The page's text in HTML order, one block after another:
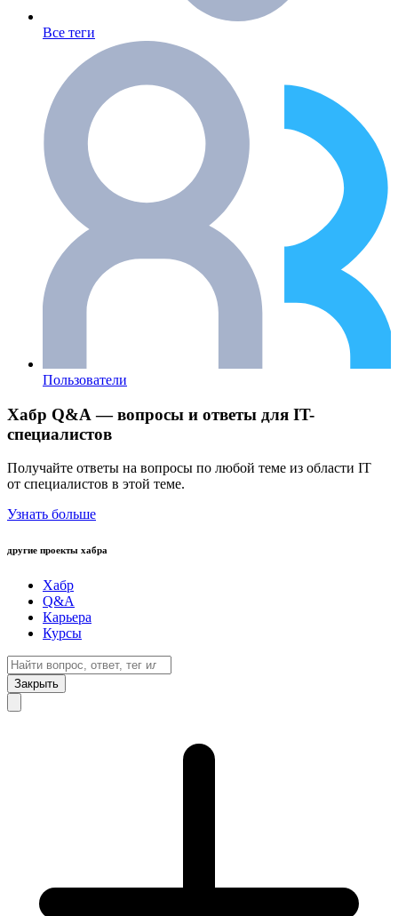
Все теги
Пользователи
Хабр Q&A — вопросы и ответы для IT-
специалистов
Получайте ответы на вопросы по любой теме из области IT
от специалистов в этой теме.
Узнать больше
другие проекты хабра
Хабр
Q&A
Карьера
Курсы
Закрыть